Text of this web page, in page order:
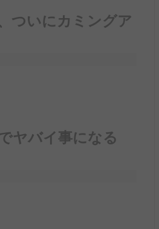
ついにカミングア
ヤバイ事になる